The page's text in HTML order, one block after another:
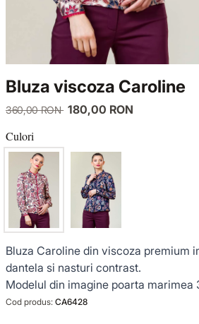
Bluza viscoza Caroline
360,00 RON 180,00 RON
Culori
Bluza Caroline din viscoza premium
dantela si nasturi contrast.
Modelul din imagine poarta marimea
Cod produs: CA6428
COMPLEURI
GECI ȘI PALTOANE
ȚINUTE DE OCAZIE
NOUTĂȚI
COLECȚIA DIN IN
GARDEROBA DE VACANȚĂ
GECI ȘI PALTOANE
SACOURI ȘI JACHETE
VEZI TOATE REDUCERILE
SENSE LIMITED EDITION
OFFICE MOOD